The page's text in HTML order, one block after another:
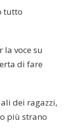
tutto
la voce su
di fare
dei ragazzi,
più strano